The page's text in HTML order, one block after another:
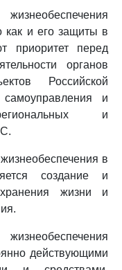
как и его защиты в
приоритет перед
органов
Российской
и
и
в
создание и
жизни и
действующими